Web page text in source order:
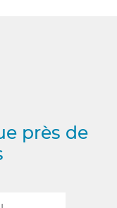
près de